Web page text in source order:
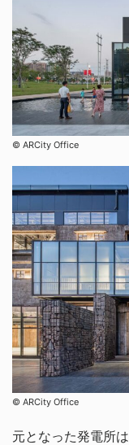
©︎ ARCity Office
©︎ ARCity Office
元となった発電所